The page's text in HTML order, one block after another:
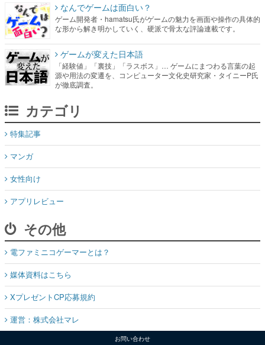
なんでゲームは面白い？
ゲーム開発者・hamatsu氏がゲームの魅力を画面や操作の具体的
な形から解き明かしていく、硬派で骨太な評論連載です。
ゲームが変えた日本語
「経験値」「裏技」「ラスボス」… ゲームにまつわる言葉の起
源や用法の変遷を、コンピューター文化史研究家・タイニーP氏
が徹底調査。
カテゴリ
特集記事
マンガ
女性向け
アプリレビュー
その他
電ファミニコゲーマーとは？
媒体資料はこちら
XプレゼントCP応募規約
運営：株式会社マレ
お問い合わせ